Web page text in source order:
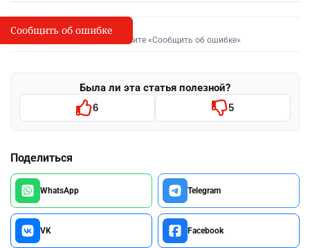
I
Сообщить об опечатке
Выделите фрагмент и нажмите «Сообщить об ошибке»
Была ли эта статья полезной?
6 5
Поделиться
WhatsApp Telegram
VK Facebook
Сообщить об ошибке